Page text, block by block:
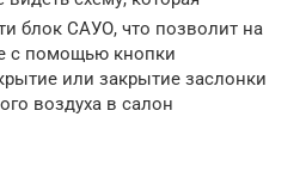
блок САУО, что позволит на
с помощью кнопки
или закрытие заслонки
воздуха в салон